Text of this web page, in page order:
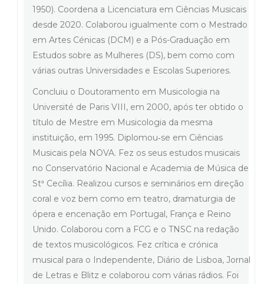
1950). Coordena a Licenciatura em Ciências Musicais
desde 2020. Colaborou igualmente com o Mestrado
em Artes Cénicas (DCM) e a Pós-Graduação em
Estudos sobre as Mulheres (DS), bem como com
várias outras Universidades e Escolas Superiores.
Concluiu o Doutoramento em Musicologia na
Université de Paris VIII, em 2000, após ter obtido o
título de Mestre em Musicologia da mesma
instituição, em 1995. Diplomou‐se em Ciências
Musicais pela NOVA. Fez os seus estudos musicais
no Conservatório Nacional e Academia de Música de
Stª Cecília. Realizou cursos e seminários em direção
coral e voz bem como em teatro, dramaturgia de
ópera e encenação em Portugal, França e Reino
Unido. Colaborou com a FCG e o TNSC na redação
de textos musicológicos. Fez crítica e crónica
musical para o Independente, Diário de Lisboa, Jornal
de Letras e Blitz e colaborou com várias rádios. Foi